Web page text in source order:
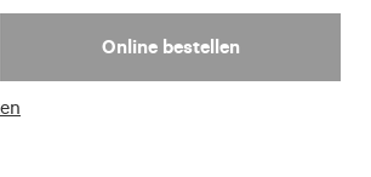
Online bestellen